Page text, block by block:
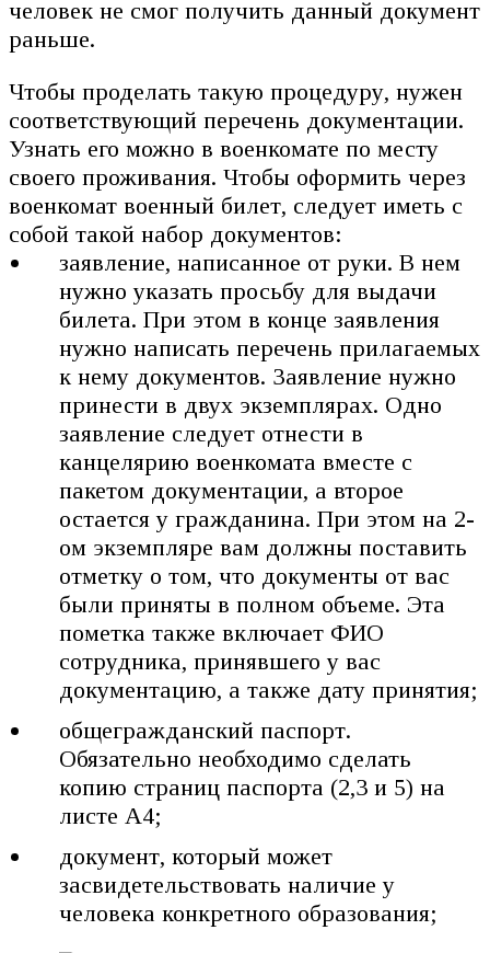
человек не смог получить данный документ
раньше.
Чтобы проделать такую процедуру, нужен
соответствующий перечень документации.
Узнать его можно в военкомате по месту
своего проживания. Чтобы оформить через
военкомат военный билет, следует иметь с
собой такой набор документов:
заявление, написанное от руки. В нем
нужно указать просьбу для выдачи
билета. При этом в конце заявления
нужно написать перечень прилагаемых
к нему документов. Заявление нужно
принести в двух экземплярах. Одно
заявление следует отнести в
канцелярию военкомата вместе с
пакетом документации, а второе
остается у гражданина. При этом на 2-
ом экземпляре вам должны поставить
отметку о том, что документы от вас
были приняты в полном объеме. Эта
пометка также включает ФИО
сотрудника, принявшего у вас
документацию, а также дату принятия;
общегражданский паспорт.
Обязательно необходимо сделать
копию страниц паспорта (2,3 и 5) на
листе А4;
документ, который может
засвидетельствовать наличие у
человека конкретного образования;